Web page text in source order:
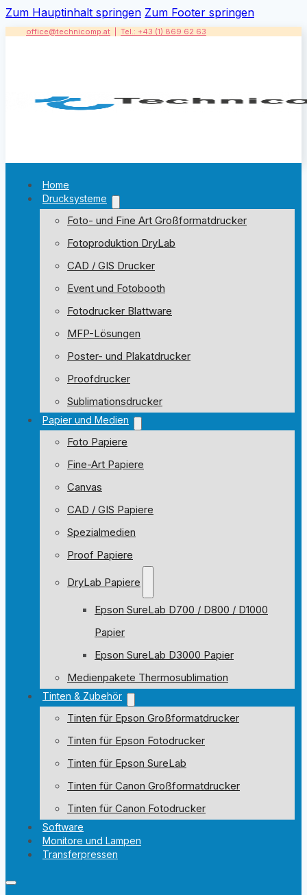
Zum Hauptinhalt springen Zum Footer springen
office@technicomp.at Tel.: +43 (1) 869 62 63
Home
Drucksysteme
Foto- und Fine Art Großformatdrucker
Fotoproduktion DryLab
CAD / GIS Drucker
Event und Fotobooth
Fotodrucker Blattware
MFP-Lösungen
Poster- und Plakatdrucker
Proofdrucker
Sublimationsdrucker
Papier und Medien
Foto Papiere
Fine-Art Papiere
Canvas
CAD / GIS Papiere
Spezialmedien
Proof Papiere
DryLab Papiere
Epson SureLab D700 / D800 / D1000
Papier
Epson SureLab D3000 Papier
Medienpakete Thermosublimation
Tinten & Zubehör
Tinten für Epson Großformatdrucker
Tinten für Epson Fotodrucker
Tinten für Epson SureLab
Tinten für Canon Großformatdrucker
Tinten für Canon Fotodrucker
Software
Monitore und Lampen
Transferpressen